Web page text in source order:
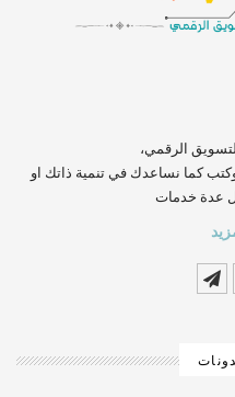
الرقمي،
كما نساعدك في تنمية ذاتك او
عدة خدمات